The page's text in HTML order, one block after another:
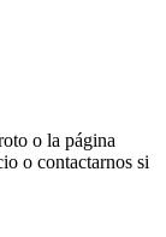
o la página
o contactarnos si